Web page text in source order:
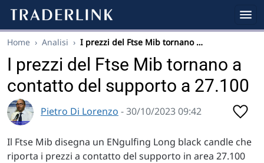
Home › Analisi › I prezzi del Ftse Mib tornano …
I prezzi del Ftse Mib tornano a
contatto del supporto a 27.100
Pietro Di Lorenzo - 30/10/2023 09:42
Il Ftse Mib disegna un ENgulfing Long black candle che
riporta i prezzi a contatto del supporto in area 27.100